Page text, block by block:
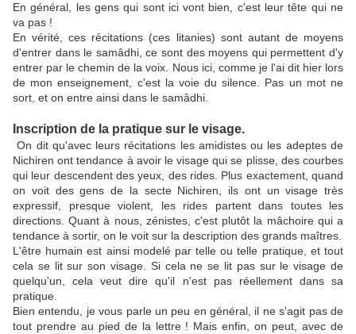
En général, les gens qui sont ici vont bien, c'est leur tête qui ne
va pas !
En vérité, ces récitations (ces litanies) sont autant de moyens
d'entrer dans le samâdhi, ce sont des moyens qui permettent d'y
entrer par le chemin de la voix. Nous ici, comme je l'ai dit hier lors
de mon enseignement, c'est la voie du silence. Pas un mot ne
sort, et on entre ainsi dans le samâdhi.
Inscription de la pratique sur le visage.
On dit qu'avec leurs récitations les amidistes ou les adeptes de
Nichiren ont tendance à avoir le visage qui se plisse, des courbes
qui leur descendent des yeux, des rides. Plus exactement, quand
on voit des gens de la secte Nichiren, ils ont un visage très
expressif, presque violent, les rides partent dans toutes les
directions. Quant à nous, zénistes, c'est plutôt la mâchoire qui a
tendance à sortir, on le voit sur la description des grands maîtres.
L'être humain est ainsi modelé par telle ou telle pratique, et tout
cela se lit sur son visage. Si cela ne se lit pas sur le visage de
quelqu'un, cela veut dire qu'il n'est pas réellement dans sa
pratique.
Bien entendu, je vous parle un peu en général, il ne s'agit pas de
tout prendre au pied de la lettre ! Mais enfin, on peut, avec de